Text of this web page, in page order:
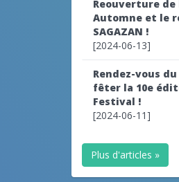
Reouverture
Automne et le
SAGAZAN !
[2024-06-13]
Rendez-vous
fêter la 10e
Festival !
[2024-06-11]
Plus d'articles »